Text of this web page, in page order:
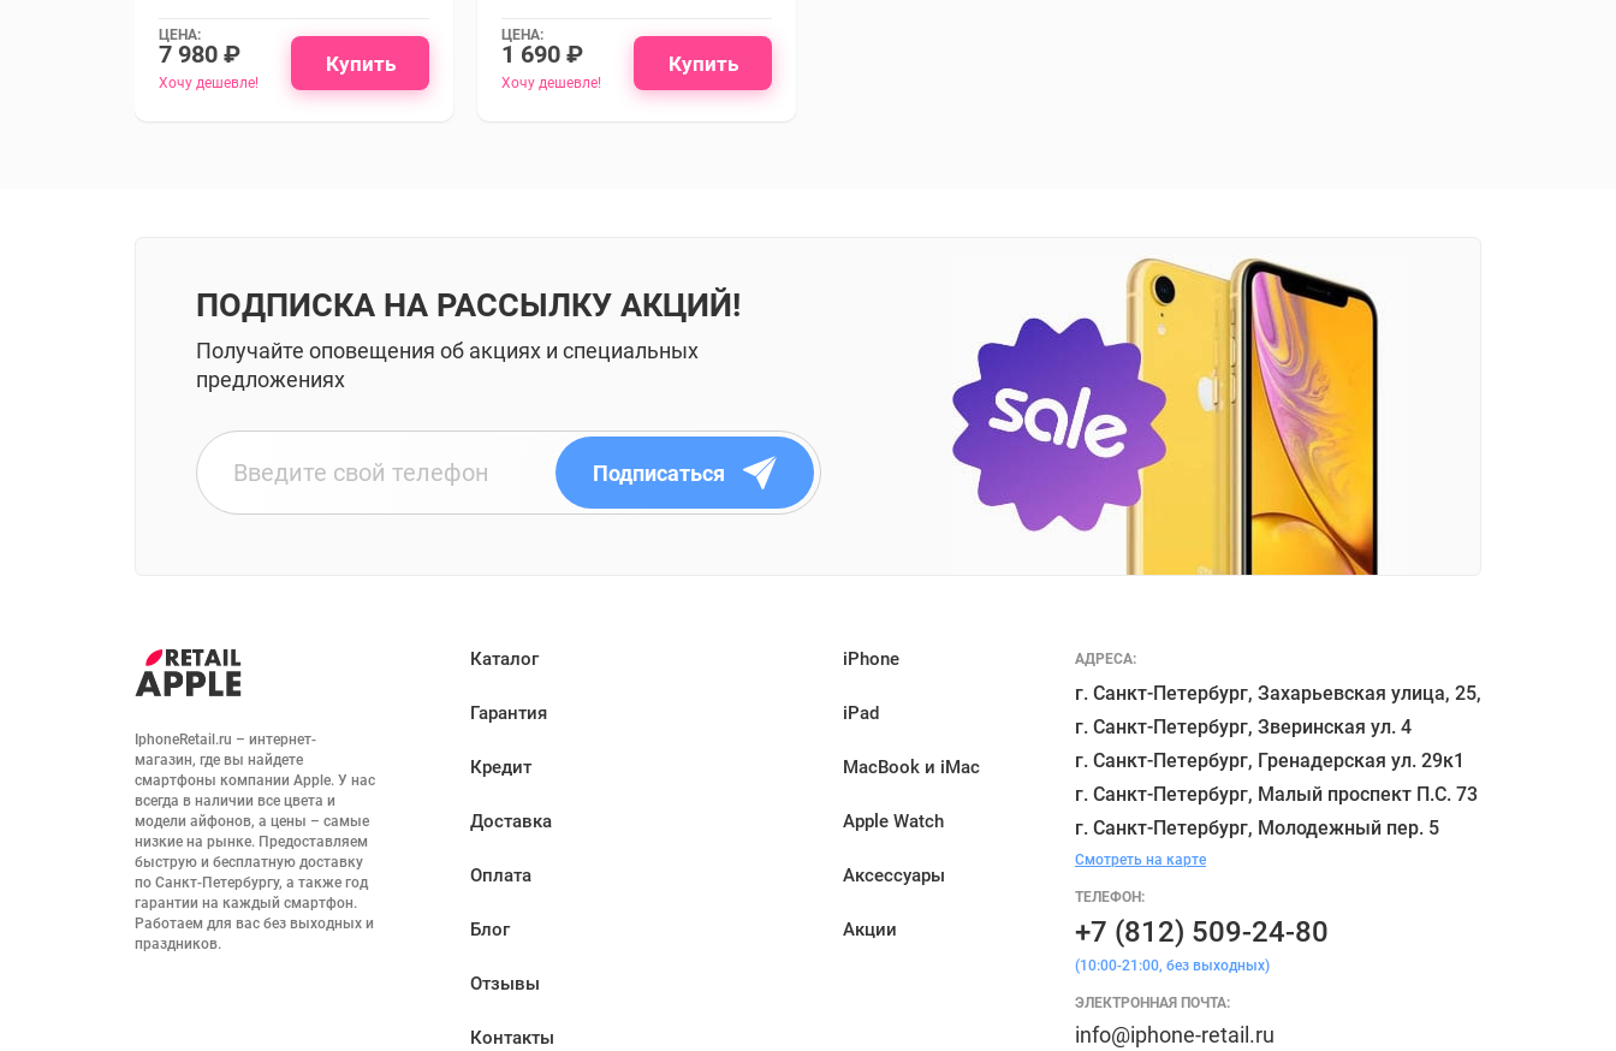
ЦЕНА:
7 980 ₽
Хочу дешевле!
Купить
ЦЕНА:
1 690 ₽
Хочу дешевле!
Купить
ПОДПИСКА НА РАССЫЛКУ АКЦИЙ!
Получайте оповещения об акциях и специальных
предложениях
Подписаться
IphoneRetail.ru – интернет-
магазин, где вы найдете
смартфоны компании Apple. У нас
всегда в наличии все цвета и
модели айфонов, а цены – самые
низкие на рынке. Предоставляем
быструю и бесплатную доставку
по Санкт-Петербургу, а также год
гарантии на каждый смартфон.
Работаем для вас без выходных и
праздников.
Каталог
Гарантия
Кредит
Доставка
Оплата
Блог
Отзывы
Контакты
iPhone
iPad
MacBook и iMac
Apple Watch
Аксессуары
Акции
АДРЕСА:
г. Санкт-Петербург, Захарьевская улица, 25,
г. Санкт-Петербург, Зверинская ул. 4
г. Санкт-Петербург, Гренадерская ул. 29к1
г. Санкт-Петербург, Малый проспект П.С. 73
Смотреть на карте
ТЕЛЕФОН:
+7 (812) 509-24-80
(10:00-21:00, без выходных)
ЭЛЕКТРОННАЯ ПОЧТА:
info@iphone-retail.ru